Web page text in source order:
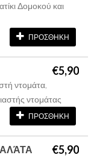
Δομοκού και
ΠΡΟΣΘΗΚΗ
€5,90
ντομάτα,
ντομάτας
ΠΡΟΣΘΗΚΗ
€5,90